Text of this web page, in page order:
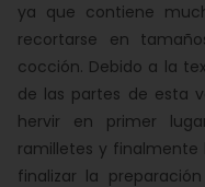
ya que contiene
recortarse en
cocción. Debido a la
de las partes de esta
hervir en primer
ramilletes y finalmente
finalizar la